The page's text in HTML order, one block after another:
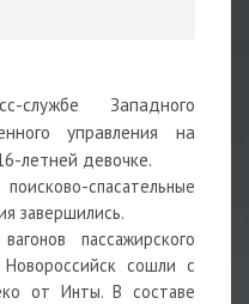
Западного
управления на
летней девочке.
спасательные
завершились.
пассажирского
сошли с
от Инты. В составе